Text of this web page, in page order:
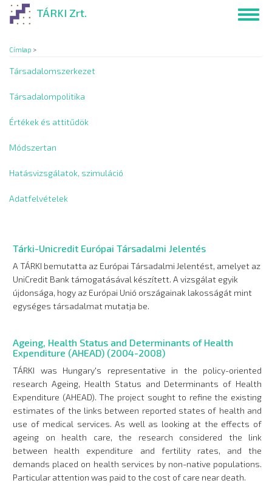
Ugrás
TÁRKI Zrt.
Címlap >
Társadalomszerkezet
Társadalompolitika
Értékek és attitűdök
Módszertan
Hatásvizsgálatok, szimuláció
Adatfelvételek
Tárki-Unicredit Európai Társadalmi Jelentés
A TÁRKI bemutatta az Európai Társadalmi Jelentést, amelyet az
UniCredit Bank támogatásával készített. A vizsgálat egyik
újdonsága, hogy az Európai Unió országainak lakosságát mint
egységes társadalmat mutatja be.
Ageing, Health Status and Determinants of Health
Expenditure (AHEAD) (2004-2008)
TÁRKI was Hungary's representative in the policy-oriented
research Ageing, Health Status and Determinants of Health
Expenditure (AHEAD). The project sought to refine the existing
estimates of the links between reported states of health and
use of medical services. As well as looking at the effects of
ageing on health care, the research considered the link
between health expenditure and fertility rates, and the
demands placed on health services by non-native populations.
Particular attention was paid to the cost of care near death.